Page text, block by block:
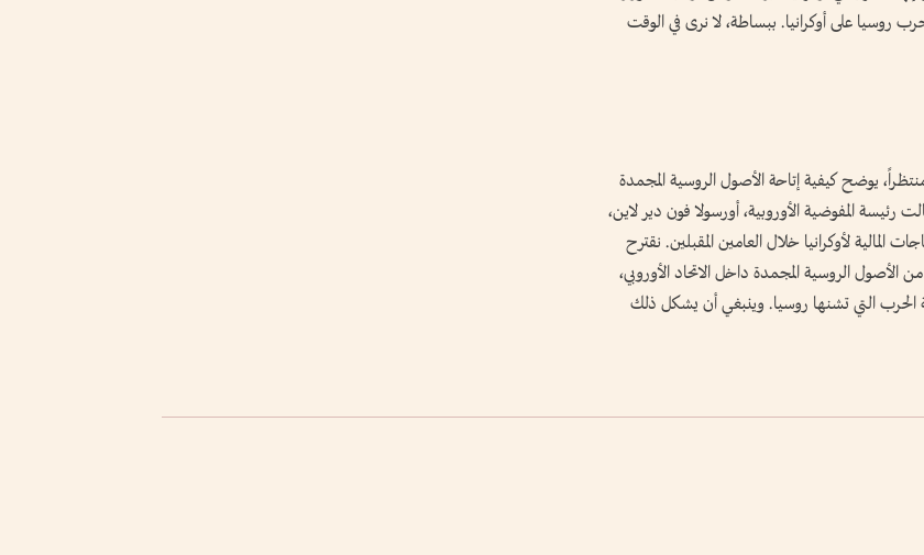
روسيا على أوكرانيا. ببساطة، لا نرى في الوقت
يوضح كيفية إتاحة الأصول الروسية المجمدة
رئيسة المفوضية الأوروبية، أورسولا فون دير لاين،
لأوكرانيا خلال العامين المقبلين. نقترح
الروسية المجمدة داخل الاتحاد الأوروبي،
الحرب التي تشنها روسيا. وينبغي أن يشكل ذلك